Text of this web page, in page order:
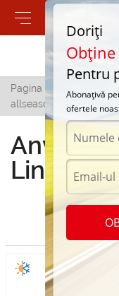
Contactați-ne
Pagina principală
allseasons LingLong in
Doriți
Obține
Pentru
Abonațivă
ofertele